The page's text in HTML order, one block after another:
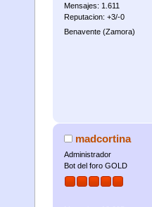
Mensajes: 1.611
Reputacion: +3/-0
Benavente (Zamora)
madcortina
Administrador
Bot del foro GOLD